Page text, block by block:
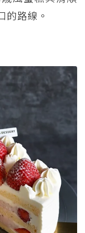
的路線。